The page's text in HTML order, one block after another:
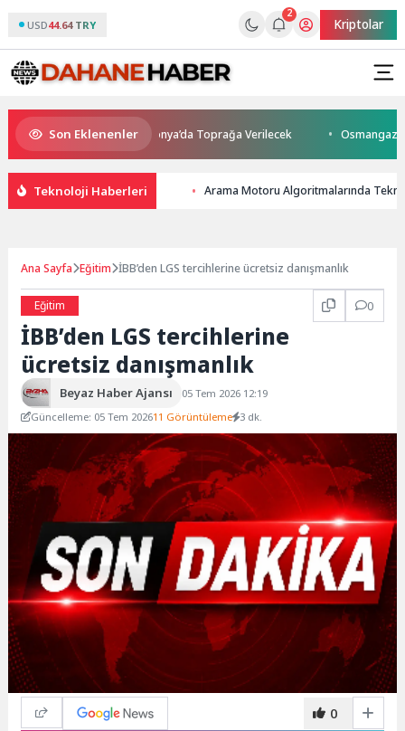
USD44.64 TRY
2
Kriptolar
Son Eklenenler
Kaybetti: Kuzey Makedonya’da Toprağa Verilecek Osmangazi’de
Teknoloji Haberleri Arama Motoru Algoritmalarında
Ana Sayfa Eğitim İBB’den LGS tercihlerine ücretsiz danışmanlık
Eğitim 0
İBB’den LGS tercihlerine
ücretsiz danışmanlık
Beyaz Haber Ajansı
05 Tem 2026 12:19
Güncelleme: 05 Tem 202611 Görüntüleme 3 dk.
0